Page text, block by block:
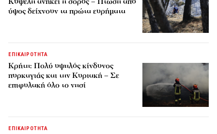
ύψος δείχνουν τα πρώτα ευρήματα
ΕΠΙΚΑΙΡΟΤΗΤΑ
Κρήτη: Πολύ υψηλός κίνδυνος
πυρκαγιάς και την Κυριακή – Σε
επιφυλακή όλο το νησί
ΕΠΙΚΑΙΡΟΤΗΤΑ